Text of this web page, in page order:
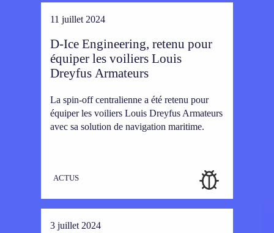
11 juillet 2024
D-Ice Engineering, retenu pour
équiper les voiliers Louis
Dreyfus Armateurs
La spin-off centralienne a été retenu pour
équiper les voiliers Louis Dreyfus Armateurs
avec sa solution de navigation maritime.
ACTUS
3 juillet 2024